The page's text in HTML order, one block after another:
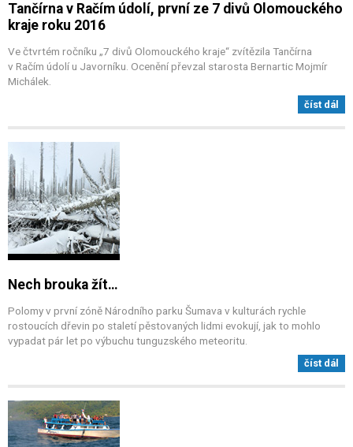
Tančírna v Račím údolí, první ze 7 divů Olomouckého
kraje roku 2016
Ve čtvrtém ročníku „7 divů Olomouckého kraje“ zvítězila Tančírna
v Račím údolí u Javorníku. Ocenění převzal starosta Bernartic Mojmír
Michálek.
číst dál
Nech brouka žít…
Polomy v první zóně Národního parku Šumava v kulturách rychle
rostoucích dřevin po staletí pěstovaných lidmi evokují, jak to mohlo
vypadat pár let po výbuchu tunguzského meteoritu.
číst dál